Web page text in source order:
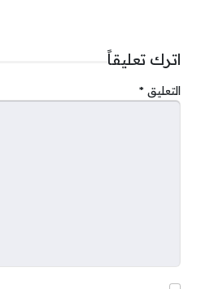
اترك تعليقاً
التعليق *